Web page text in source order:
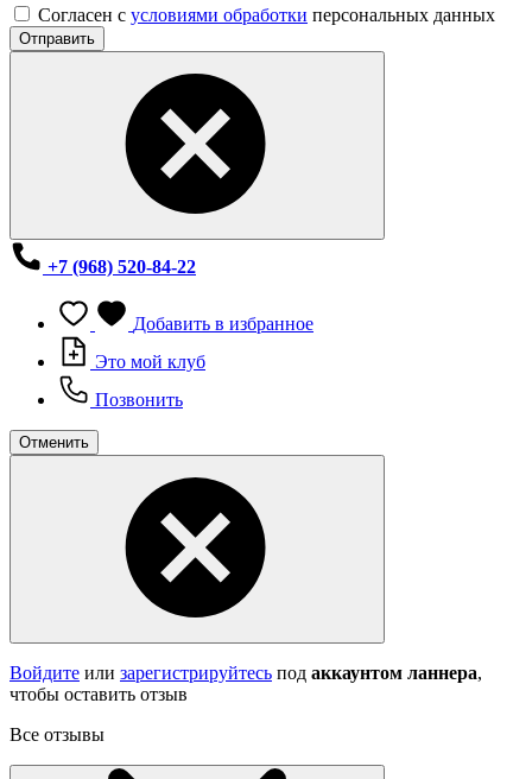
Согласен с условиями обработки персональных данных
Отправить
+7 (968) 520-84-22
Добавить в избранное
Это мой клуб
Позвонить
Отменить
Войдите или зарегистрируйтесь под аккаунтом ланнера,
чтобы оставить отзыв
Все отзывы